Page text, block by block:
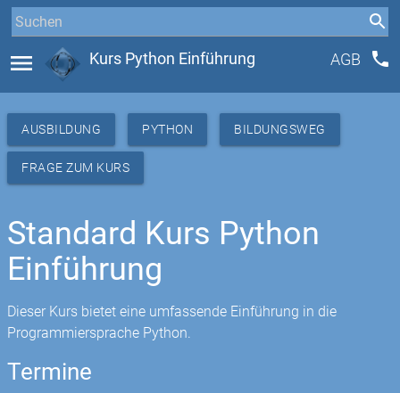
menu Kurs Python Einführung AGB phone
AUSBILDUNG PYTHON BILDUNGSWEG
FRAGE ZUM KURS
Standard Kurs Python
Einführung
Dieser Kurs bietet eine umfassende Einführung in die
Programmiersprache Python.
Termine